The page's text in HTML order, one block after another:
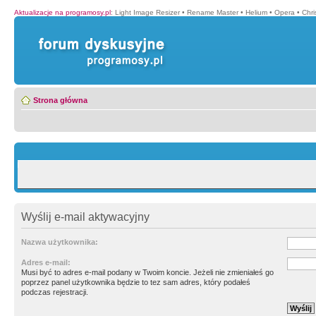
Aktualizacje na programosy.pl: Light Image Resizer • Rename Master • Helium • Opera •
Strona główna
Wyślij e-mail aktywacyjny
Nazwa użytkownika:
Adres e-mail:
Musi być to adres e-mail podany w Twoim koncie. Jeżeli nie zmieniałeś go
poprzez panel użytkownika będzie to tez sam adres, który podałeś
podczas rejestracji.